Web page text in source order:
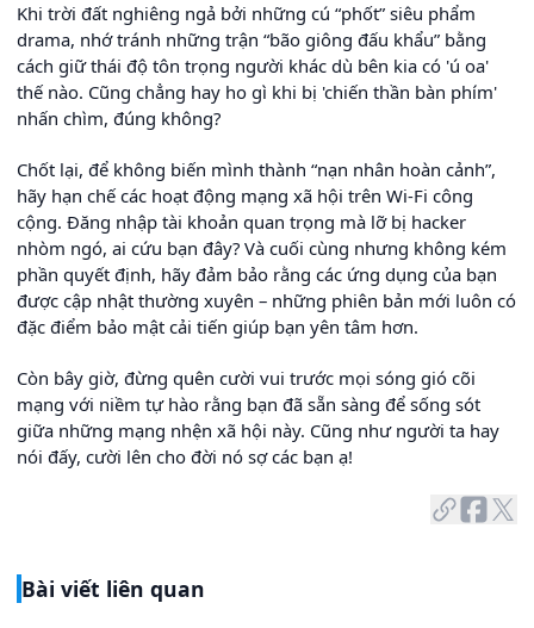
Khi trời đất nghiêng ngả bởi những cú “phốt” siêu phẩm
drama, nhớ tránh những trận “bão giông đấu khẩu” bằng
cách giữ thái độ tôn trọng người khác dù bên kia có 'ú oa'
thế nào. Cũng chẳng hay ho gì khi bị 'chiến thần bàn phím'
nhấn chìm, đúng không?
Chốt lại, để không biến mình thành “nạn nhân hoàn cảnh”,
hãy hạn chế các hoạt động mạng xã hội trên Wi-Fi công
cộng. Đăng nhập tài khoản quan trọng mà lỡ bị hacker
nhòm ngó, ai cứu bạn đây? Và cuối cùng nhưng không kém
phần quyết định, hãy đảm bảo rằng các ứng dụng của bạn
được cập nhật thường xuyên – những phiên bản mới luôn có
đặc điểm bảo mật cải tiến giúp bạn yên tâm hơn.
Còn bây giờ, đừng quên cười vui trước mọi sóng gió cõi
mạng với niềm tự hào rằng bạn đã sẵn sàng để sống sót
giữa những mạng nhện xã hội này. Cũng như người ta hay
nói đấy, cười lên cho đời nó sợ các bạn ạ!
Bài viết liên quan